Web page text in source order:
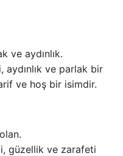
ve aydınlık.
aydınlık ve parlak bir
ve hoş bir isimdir.
güzellik ve zarafeti